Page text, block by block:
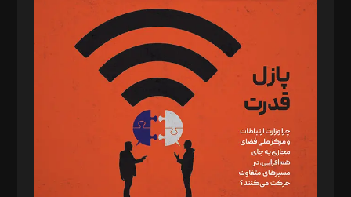
د‌بیر پیوست جهان: مینا پاکدل
د‌بیر تحریریه آنلاین: بابک نقاش
تحریریه‌: مجتبی محمود‌ی، آرش برهمند، یسنا امان‌پور، سروش کرمیان،
مصطفی مسجدی آرانی، ابوالفضل رجبی، زهرا فکرانه، فائزه فتحی
رستمی،مصطفی باستان
ویرایش: نگار استاد‌‌آقا
طراح یونیفرم: مجید توکلی
فیلمبرداری و عکاسی: امیر شفیعی، مانی لطفی زاده
گرافیک و صفحه‌آرایی: سید‌سبحان‌علی ثابت